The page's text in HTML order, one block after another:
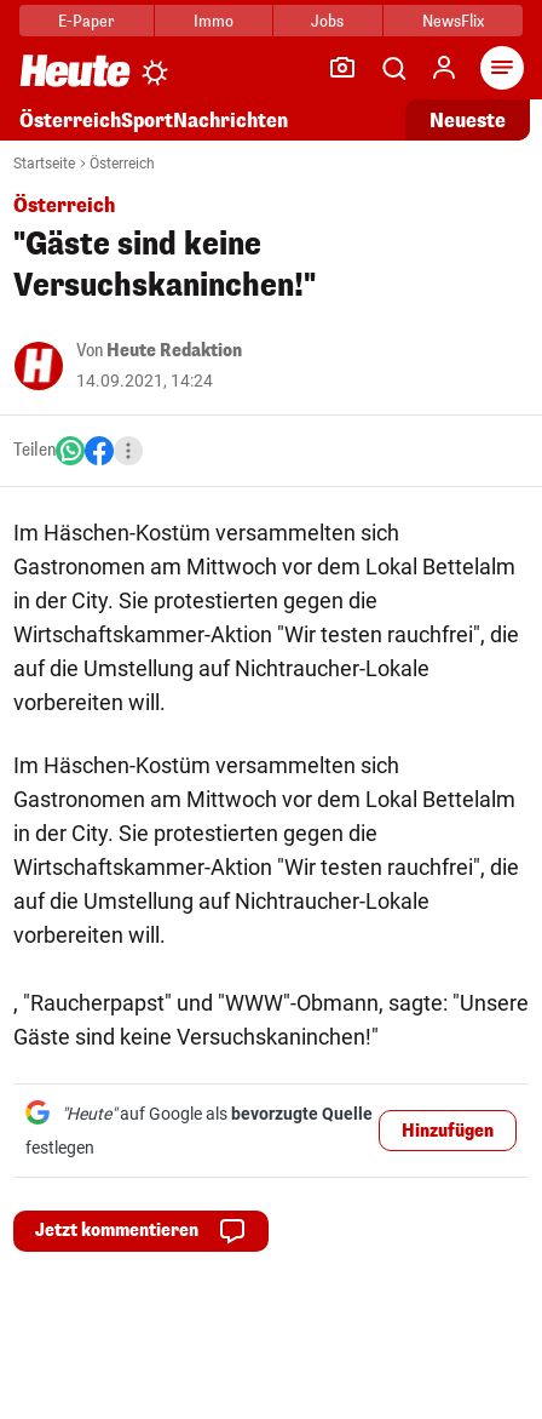
E-Paper Immo Jobs NewsFlix
ÖsterreichSportNachrichten Neueste
Startseite Österreich
Österreich
"Gäste sind keine
Versuchskaninchen!"
Von Heute Redaktion
14.09.2021, 14:24
Teilen
Im Häschen-Kostüm versammelten sich
Gastronomen am Mittwoch vor dem Lokal Bettelalm
in der City. Sie protestierten gegen die
Wirtschaftskammer-Aktion "Wir testen rauchfrei", die
auf die Umstellung auf Nichtraucher-Lokale
vorbereiten will.
Im Häschen-Kostüm versammelten sich
Gastronomen am Mittwoch vor dem Lokal Bettelalm
in der City. Sie protestierten gegen die
Wirtschaftskammer-Aktion "Wir testen rauchfrei", die
auf die Umstellung auf Nichtraucher-Lokale
vorbereiten will.
, "Raucherpapst" und "WWW"-Obmann, sagte: "Unsere
Gäste sind keine Versuchskaninchen!"
"Heute"auf Google als bevorzugte Quelle
festlegen
Hinzufügen
Jetzt kommentieren